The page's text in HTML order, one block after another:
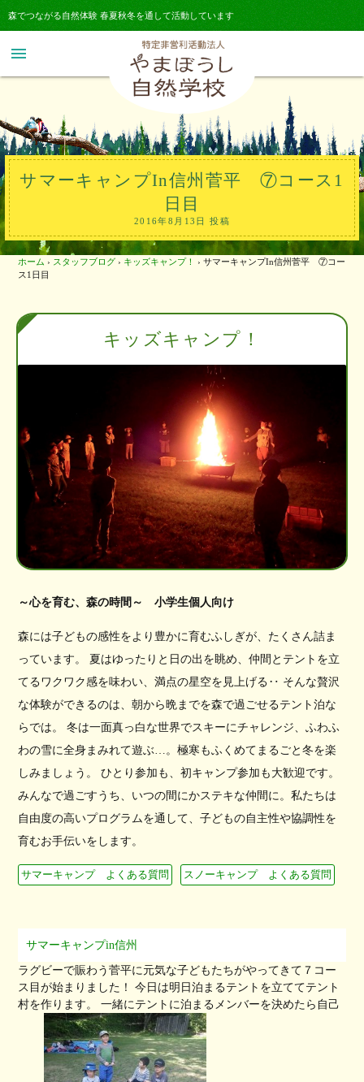
森でつながる自然体験 春夏秋冬を通して活動しています
menu
サマーキャンプIn信州菅平 ⑦コース1
日目
2016年8月13日 投稿
ホーム › スタッフブログ › キッズキャンプ！ › サマーキャンプIn信州菅平 ⑦コー
ス1日目
キッズキャンプ！
～心を育む、森の時間～ 小学生個人向け
森には子どもの感性をより豊かに育むふしぎが、たくさん詰ま
っています。 夏はゆったりと日の出を眺め、仲間とテントを立
てるワクワク感を味わい、満点の星空を見上げる‥ そんな贅沢
な体験ができるのは、朝から晩までを森で過ごせるテント泊な
らでは。 冬は一面真っ白な世界でスキーにチャレンジ、ふわふ
わの雪に全身まみれて遊ぶ…。極寒もふくめてまるごと冬を楽
しみましょう。 ひとり参加も、初キャンプ参加も大歓迎です。
みんなで過ごすうち、いつの間にかステキな仲間に。私たちは
自由度の高いプログラムを通して、子どもの自主性や協調性を
育むお手伝いをします。
サマーキャンプ よくある質問 スノーキャンプ よくある質問
サマーキャンプin信州
ラグビーで賑わう菅平に元気な子どもたちがやってきて７コー
ス目が始まりました！ 今日は明日泊まるテントを立ててテント
村を作ります。 一緒にテントに泊まるメンバーを決めたら自己